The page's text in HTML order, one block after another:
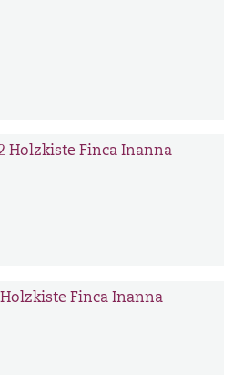
Holzkiste Finca Inanna
Finca Inanna